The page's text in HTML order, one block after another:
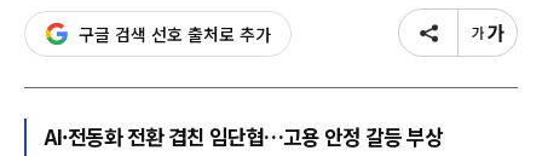
구글 검색 선호 출처로 추가
AI·전동화 전환 겹친 임단협…고용 안정 갈등 부상